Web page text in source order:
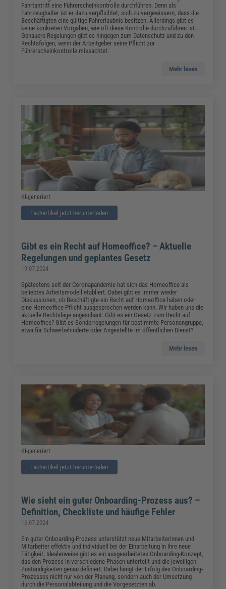
Fahrtantritt eine Führerscheinkontrolle durchführen. Denn als
Fahrzeughalter ist er dazu verpflichtet, sich zu vergewissern, dass die
Beschäftigten eine gültige Fahrerlaubnis besitzen. Allerdings gibt es
keine konkreten Vorgaben, wie oft diese Kontrolle durchzuführen ist.
Genauere Regelungen gibt es hingegen zum Datenschutz und zu den
Rechtsfolgen, wenn der Arbeitgeber seine Pflicht zur
Führerscheinkontrolle missachtet.
Mehr lesen
KI-generiert
Fachartikel jetzt herunterladen
Gibt es ein Recht auf Homeoffice? – Aktuelle
Regelungen und geplantes Gesetz
19.07.2024
Spätestens seit der Coronapandemie hat sich das Homeoffice als
beliebtes Arbeitsmodell etabliert. Dabei gibt es immer wieder
Diskussionen, ob Beschäftigte ein Recht auf Homeoffice haben oder
eine Homeoffice-Pflicht ausgesprochen werden kann. Wir haben uns die
aktuelle Rechtslage angeschaut: Gibt es ein Gesetz zum Recht auf
Homeoffice? Gibt es Sonderregelungen für bestimmte Personengruppe,
etwa für Schwerbehinderte oder Angestellte im öffentlichen Dienst?
Mehr lesen
KI-generiert
Fachartikel jetzt herunterladen
Wie sieht ein guter Onboarding-Prozess aus? –
Definition, Checkliste und häufige Fehler
16.07.2024
Ein guter Onboarding-Prozess unterstützt neue Mitarbeiterinnen und
Mitarbeiter effektiv und individuell bei der Einarbeitung in ihre neue
Tätigkeit. Idealerweise gibt es ein ausgearbeitetes Onboarding-Konzept,
das den Prozess in verschiedene Phasen unterteilt und die jeweiligen
Zuständigkeiten genau definiert. Dabei hängt der Erfolg des Onboarding-
Prozesses nicht nur von der Planung, sondern auch der Umsetzung
durch die Personalabteilung und die Vorgesetzten ab.